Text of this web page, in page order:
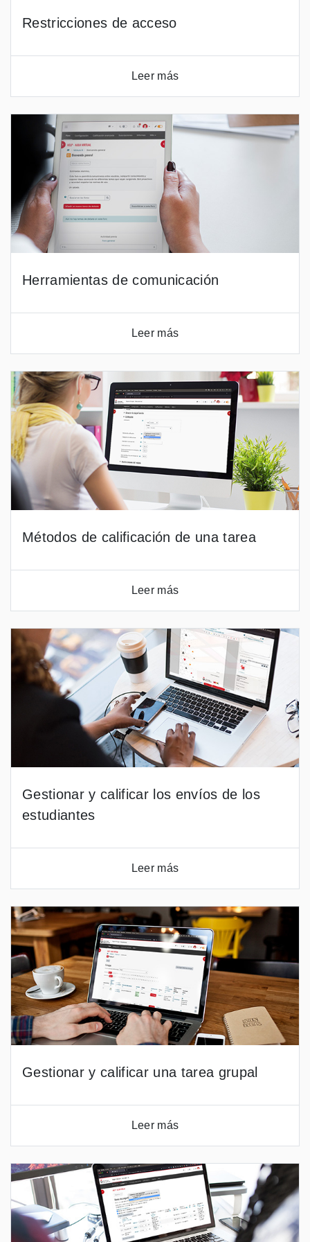
Restricciones de acceso
Leer más
Herramientas de comunicación
Leer más
Métodos de calificación de una tarea
Leer más
Gestionar y calificar los envíos de los
estudiantes
Leer más
Gestionar y calificar una tarea grupal
Leer más